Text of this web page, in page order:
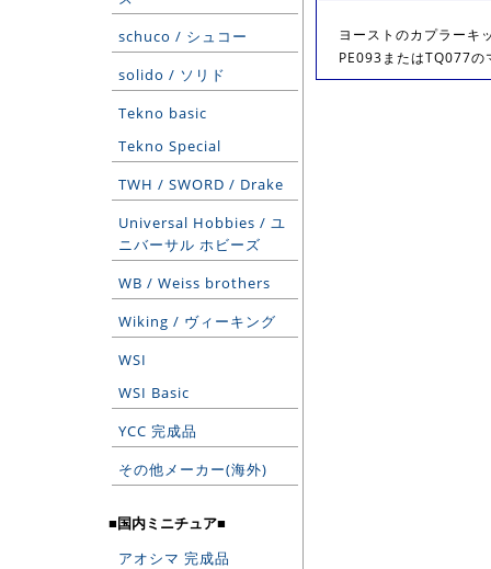
schuco / シュコー
solido / ソリド
Tekno basic
Tekno Special
TWH / SWORD / Drake
Universal Hobbies / ユ
ニバーサル ホビーズ
WB / Weiss brothers
Wiking / ヴィーキング
WSI
WSI Basic
YCC 完成品
その他メーカー(海外)
■国内ミニチュア■
アオシマ 完成品
ヨーストのカプラーキ
PE093またはTQ077の